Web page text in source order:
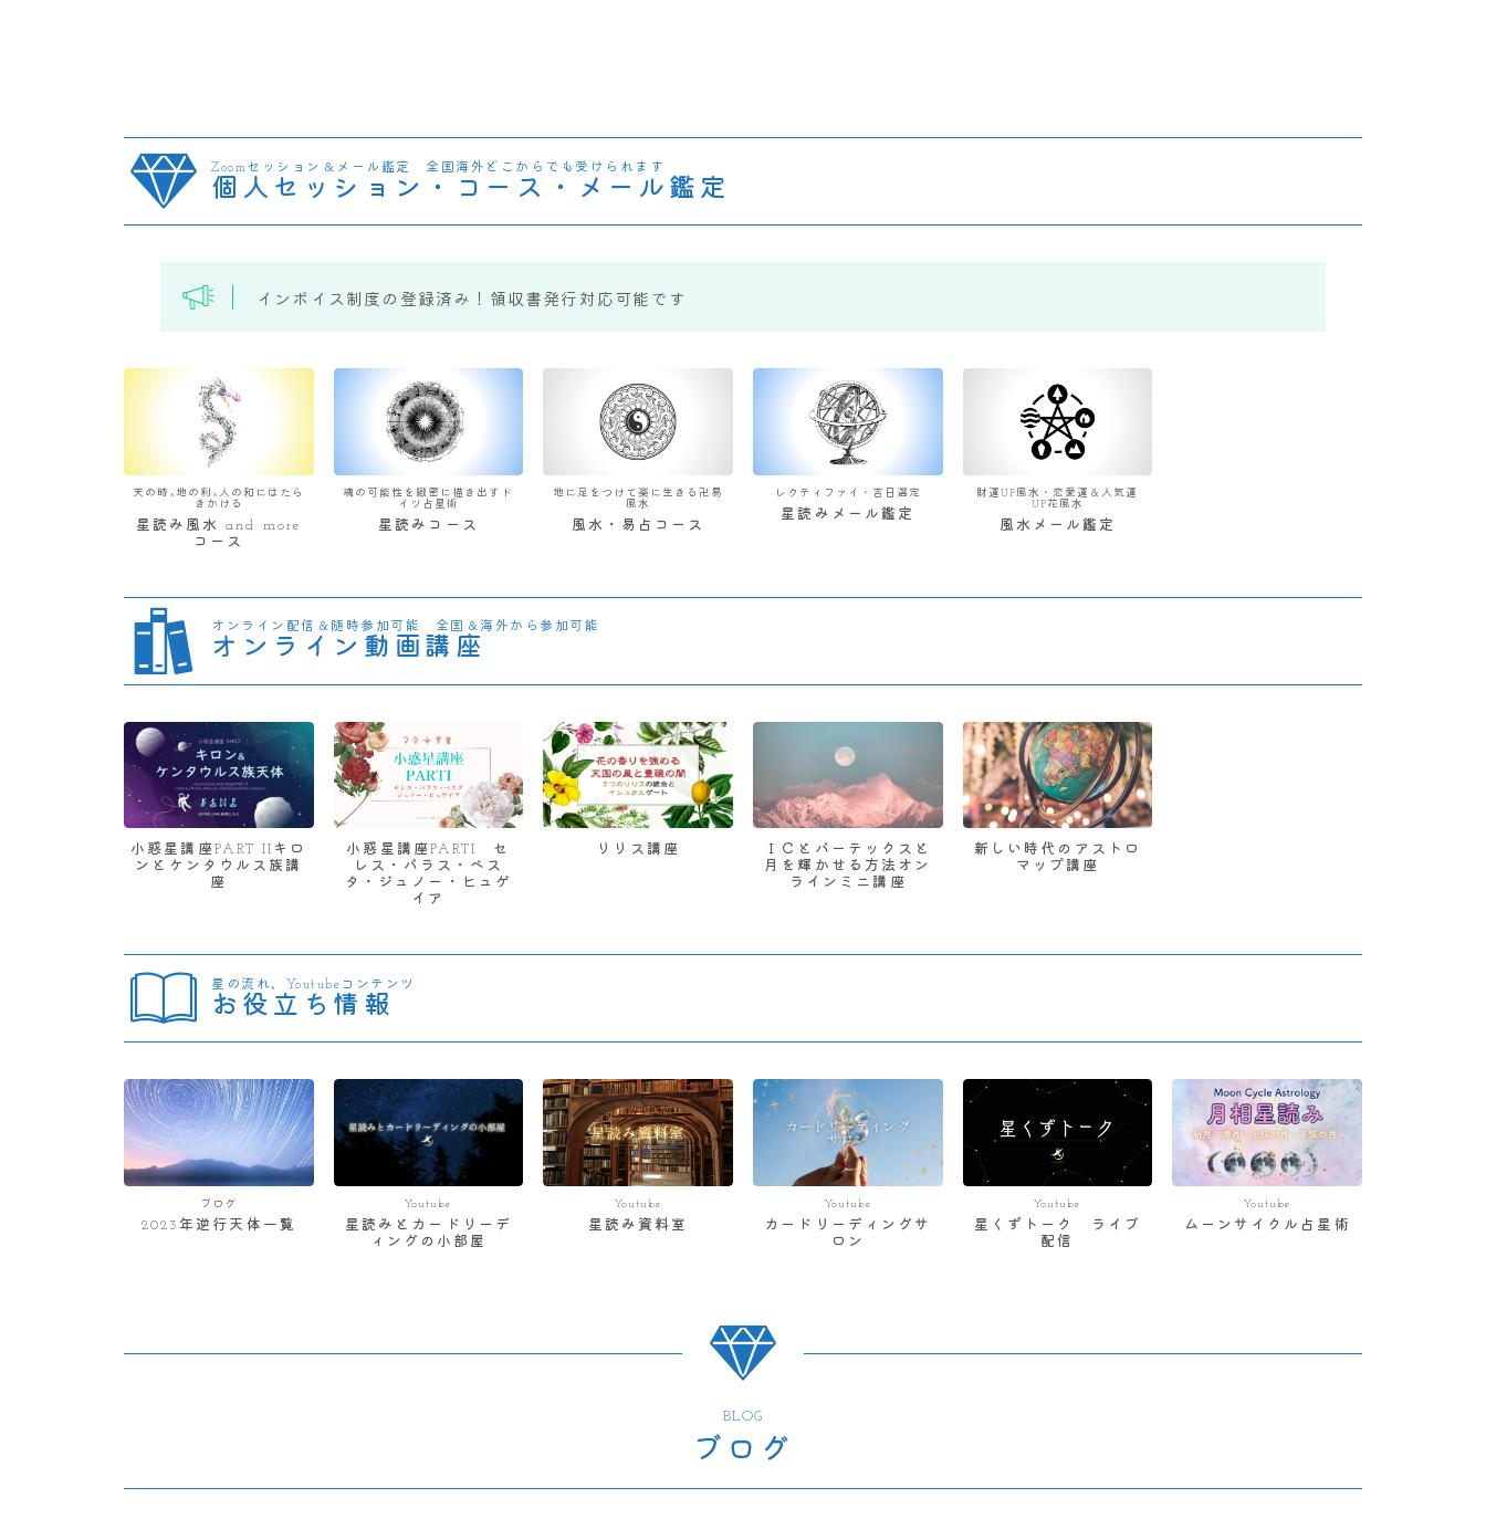
Zoomセッション＆メール鑑定 全国海外どこからでも受けられます
個人セッション・コース・メール鑑定
インボイス制度の登録済み！領収書発行対応可能です
天の時×地の利×人の和にはたら
きかける
星読み風水 and more
コース
魂の可能性を緻密に描き出すド
イツ占星術
星読みコース
地に足をつけて楽に生きる卍易
風水
風水・易占コース
レクティファイ・吉日選定
星読みメール鑑定
財運UP風水・恋愛運＆人気運
UP花風水
風水メール鑑定
オンライン配信＆随時参加可能 全国＆海外から参加可能
オンライン動画講座
小惑星講座PART IIキロ
ンとケンタウルス族講
座
小惑星講座PARTI セ
レス・パラス・ベス
タ・ジュノー・ヒュゲ
イア
リリス講座
ＩＣとバーテックスと
月を輝かせる方法オン
ラインミニ講座
新しい時代のアストロ
マップ講座
星の流れ、Youtubeコンテンツ
お役立ち情報
ブログ
2023年逆行天体一覧
Youtube
星読みとカードリーデ
ィングの小部屋
Youtube
星読み資料室
Youtube
カードリーディングサ
ロン
Youtube
星くずトーク ライブ
配信
Youtube
ムーンサイクル占星術
BLOG
ブログ